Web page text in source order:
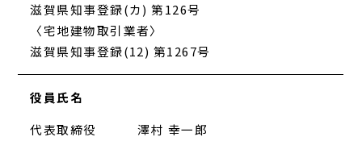
滋賀県知事登録(カ) 第126号
〈宅地建物取引業者〉
滋賀県知事登録(12) 第1267号
役員氏名
代表取締役
澤村 幸一郎